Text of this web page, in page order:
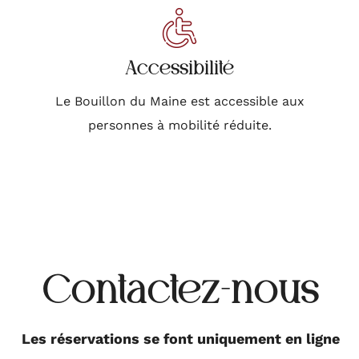
Accessibilité
Le Bouillon du Maine est accessible aux
personnes à mobilité réduite.
Contactez-nous
Les réservations se font uniquement en ligne